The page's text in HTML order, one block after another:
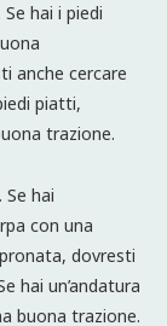
hai i piedi
anche cercare
piatti,
trazione.
hai
con una
dovresti
hai un’andatura
buona trazione.